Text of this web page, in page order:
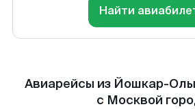
Найти
Авиарейсы из Йошкар-
с Москвой